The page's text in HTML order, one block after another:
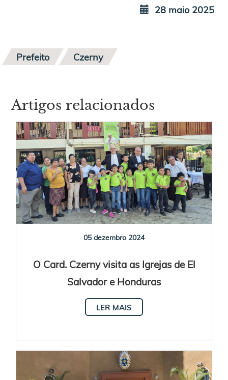
28 maio 2025
Prefeito Czerny
Artigos relacionados
05 dezembro 2024
O Card. Czerny visita as Igrejas de El
Salvador e Honduras
LER MAIS